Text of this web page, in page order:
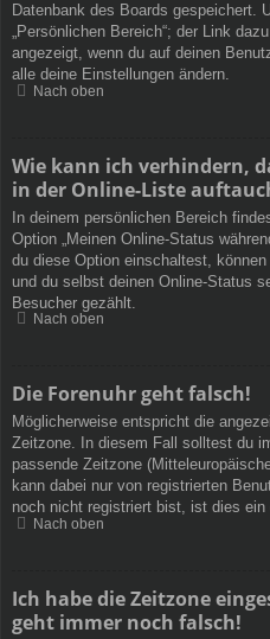
Datenbank des Boards gespeichert.
„Persönlichen Bereich“; der Link
angezeigt, wenn du auf deinen
alle deine Einstellungen ändern.
Nach oben
Wie kann ich verhindern,
in der Online-Liste
In deinem persönlichen Bereich
Option „Meinen Online-Status
du diese Option einschaltest,
und du selbst deinen Online-Status
Besucher gezählt.
Nach oben
Die Forenuhr geht falsch!
Möglicherweise entspricht die
Zeitzone. In diesem Fall solltest du
passende Zeitzone
kann dabei nur von registrierten
noch nicht registriert bist, ist dies
Nach oben
Ich habe die Zeitzone
geht immer noch falsch!